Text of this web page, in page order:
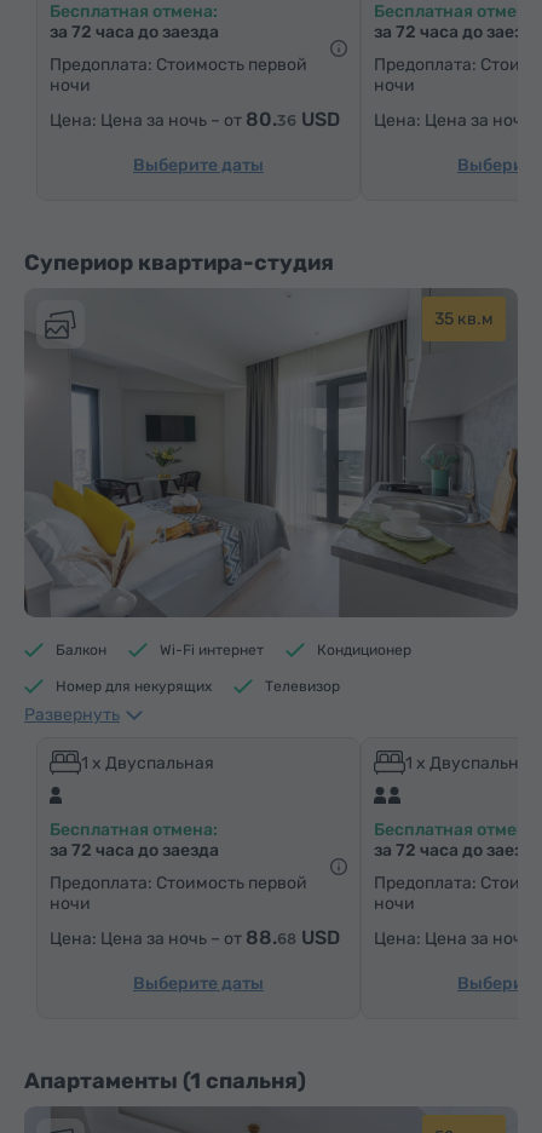
Письменный стол Телефон
Кабельные телеканалы
Паркетные полы
Утюг с гладильной доской (по запросу)
Бесплатная отмена:
за 72 часа до заезда
Предоплата: Стоимость первой
ночи
Цена за ночь – от 80.36 USD
Выберите даты
Бесплатная отмена:
за 72 часа до заезда
Предоплата:
ночи
Цена за ночь
Супериор квартира-студия
35 кв.м
Балкон Wi-Fi интернет Кондиционер
Номер для некурящих Телевизор
Душевая кабина
Минибар Средства гигиены Полотенца
Тапочки Шкаф/Гардероб
Письменный стол Стол Стул
Услуга «звонок-будильник»
Кабельные телеканалы Паркетные полы
Кухонный уголок
Утюг с гладильной доской (по запросу)
Развернуть
1 x Двуспальная
Бесплатная отмена:
за 72 часа до заезда
Предоплата: Стоимость первой
ночи
Цена за ночь – от 88.68 USD
Выберите даты
1 x Двуспальная
Бесплатная отмена:
за 72 часа до заезда
Предоплата:
ночи
Цена за ночь
Апартаменты (1 спальня)